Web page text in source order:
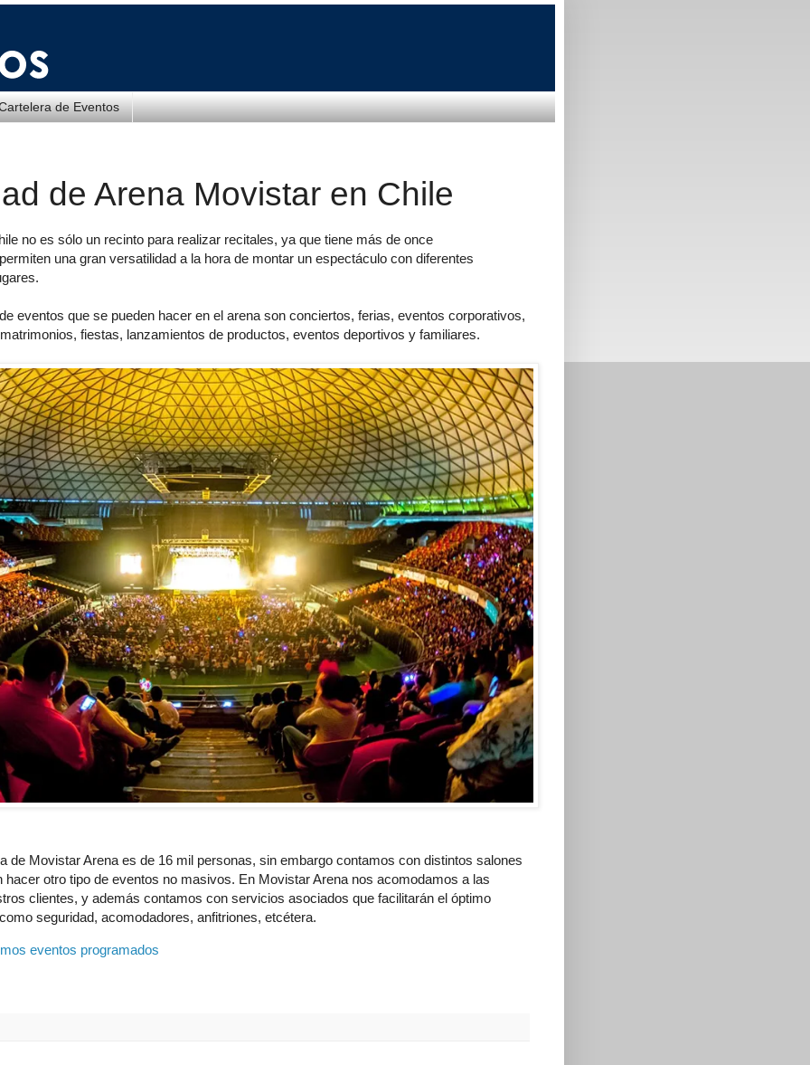
de Eventos
de Arena Movistar en Chile
no es sólo un recinto para realizar recitales, ya que tiene más de once
una gran versatilidad a la hora de montar un espectáculo con diferentes
eventos que se pueden hacer en el arena son conciertos, ferias, eventos corporativos,
fiestas, lanzamientos de productos, eventos deportivos y familiares.
de Movistar Arena es de 16 mil personas, sin embargo contamos con distintos salones
hacer otro tipo de eventos no masivos. En Movistar Arena nos acomodamos a las
clientes, y además contamos con servicios asociados que facilitarán el óptimo
seguridad, acomodadores, anfitriones, etcétera.
eventos programados